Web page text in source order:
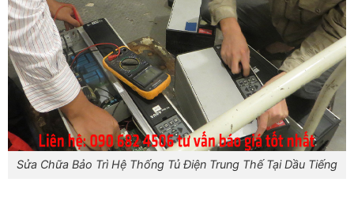
Sửa Chữa Bảo Trì Hệ Thống Tủ Điện Trung Thế Tại Dầu Tiếng